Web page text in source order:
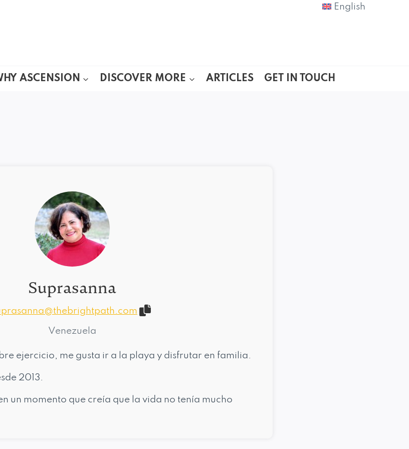
English
ASCENSION DISCOVER MORE ARTICLES GET IN TOUCH
Suprasanna
Venezuela
ejercicio, me gusta ir a la playa y disfrutar en familia.
2013.
un momento que creía que la vida no tenía mucho